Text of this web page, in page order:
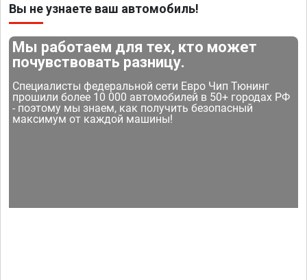
Вы не узнаете ваш автомобиль!
Мы работаем для тех, кто может
почувствовать разницу.
Специалисты федеральной сети Евро Чип Тюнинг
прошили более 10 000 автомобилей в 50+ городах РФ
- поэтому мы знаем, как получить безопасный
максимум от каждой машины!